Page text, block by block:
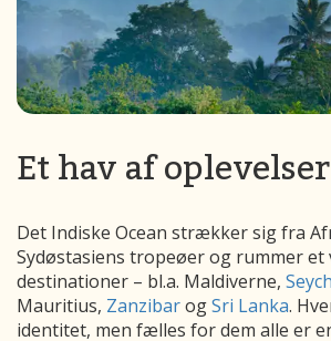
Et hav af oplevelser
Det Indiske Ocean strækker sig fra
Sydøstasiens tropeøer og rummer
destinationer – bl.a. Maldiverne,
Mauritius, ZanzibarogSri Lanka.
identitet, men fælles for dem alle er